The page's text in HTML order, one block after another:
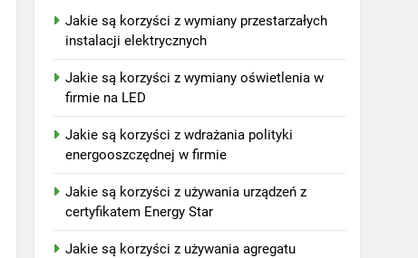
Jakie są korzyści z wymiany przestarzałych
instalacji elektrycznych
Jakie są korzyści z wymiany oświetlenia w
firmie na LED
Jakie są korzyści z wdrażania polityki
energooszczędnej w firmie
Jakie są korzyści z używania urządzeń z
certyfikatem Energy Star
Jakie są korzyści z używania agregatu